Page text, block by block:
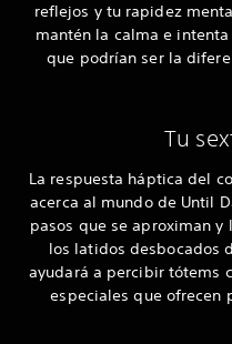
reflejos y tu rapidez
mantén la calma e
que podrían ser la
Tu
La respuesta háptica del
acerca al mundo de Until
pasos que se aproximan
los latidos desbocados
ayudará a percibir tótems
especiales que ofrecen